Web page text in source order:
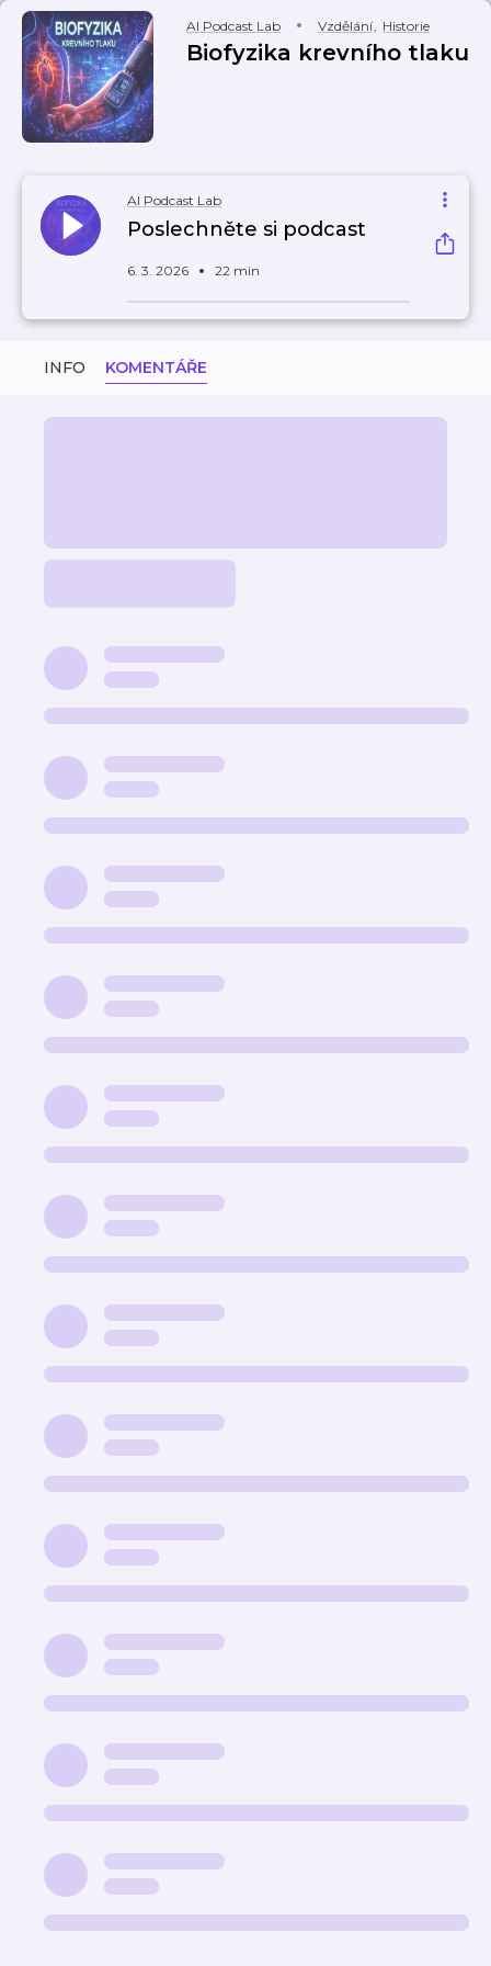
AI Podcast Lab Vzdělání, Historie
Biofyzika krevního tlaku
AI Podcast Lab
Poslechněte si podcast
6. 3. 2026 22 min
INFO KOMENTÁŘE